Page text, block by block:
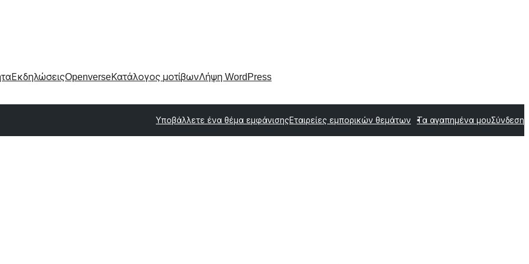
ΕκδηλώσειςOpenverseΚατάλογος μοτίβωνΛήψη WordPress
Υποβάλλετε ένα θέμα εμφάνισηςΕταιρείες εμπορικών θεμάτων Τα αγαπημένα μουΣύνδεση